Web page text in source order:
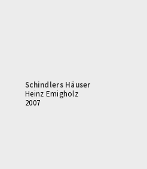
Schindlers Häuser
Heinz Emigholz
2007